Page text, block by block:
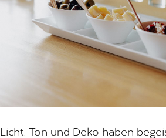
Licht, Ton und Deko haben